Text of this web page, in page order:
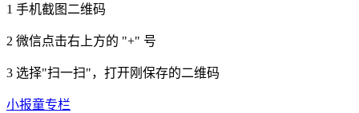
1 手机截图二维码
2 微信点击右上方的 "+" 号
3 选择"扫一扫"，打开刚保存的二维码
小报童专栏